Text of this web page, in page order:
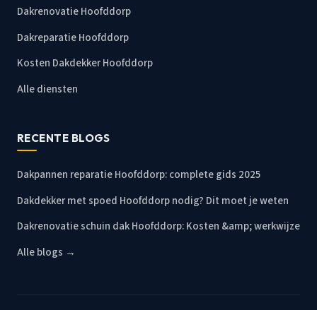
Dakrenovatie Hoofddorp
Dakreparatie Hoofddorp
Kosten Dakdekker Hoofddorp
Alle diensten
RECENTE BLOGS
Dakpannen reparatie Hoofddorp: complete gids 2025
Dakdekker met spoed Hoofddorp nodig? Dit moet je weten
Dakrenovatie schuin dak Hoofddorp: Kosten &amp; werkwijze
Alle blogs →